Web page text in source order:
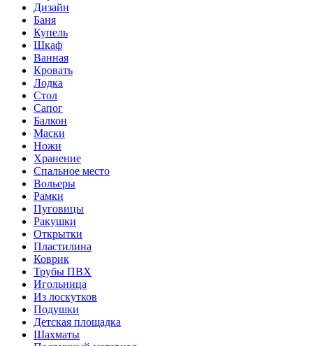
Дизайн
Баня
Купель
Шкаф
Ванная
Кровать
Лодка
Стол
Сапог
Балкон
Маски
Ножи
Хранение
Спальное место
Вольеры
Рамки
Пуговицы
Ракушки
Открытки
Пластилина
Коврик
Трубы ПВХ
Игольница
Из лоскутков
Подушки
Детская площадка
Шахматы